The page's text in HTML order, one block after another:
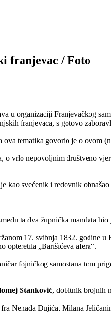
franjevac / Foto
u organizaciji Franjevačkog
franjevaca, s gotovo
tematika govorio je o ovom
vrlo nepovoljnim društveno
kao svećenik i redovnik obnašao
ta dva župnička mandata
17. svibnja 1832. godine
opteretila „Barišićeva afera“.
fojničkog samostana tom
Stanković, dobitnik brojnih
Nenada Dujića, Milana